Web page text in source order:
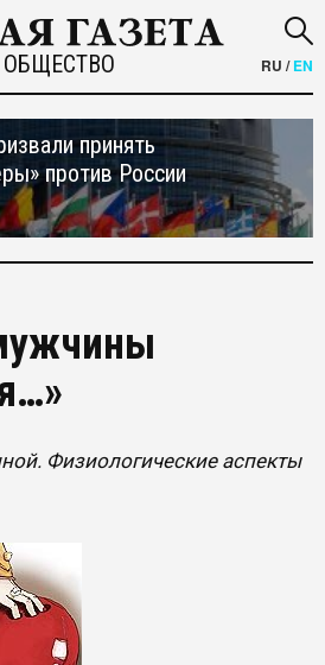
ОБЩЕСТВО RU /EN
принять
против России
Физиологические аспекты